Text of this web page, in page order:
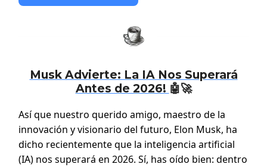
Musk Advierte: La IA Nos Superará
Antes de 2026! 🤖🚀
Así que nuestro querido amigo, maestro de la
innovación y visionario del futuro, Elon Musk, ha
dicho recientemente que la inteligencia artificial
(IA) nos superará en 2026. Sí, has oído bien: dentro